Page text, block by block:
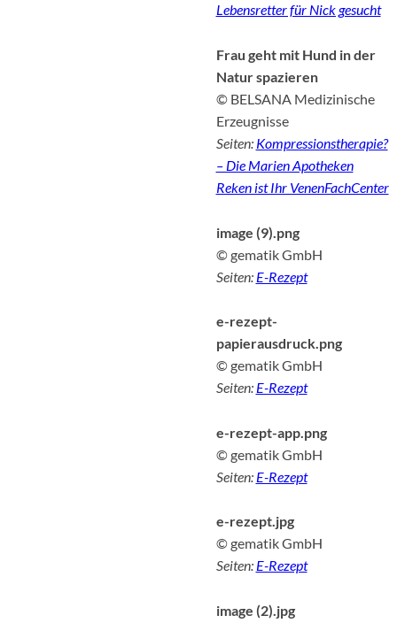
Lebensretter für Nick gesucht
Frau geht mit Hund in der
Natur spazieren
© BELSANA Medizinische
Erzeugnisse
Seiten: Kompressionstherapie?
– Die Marien Apotheken
Reken ist Ihr VenenFachCenter
image (9).png
© gematik GmbH
Seiten: E-Rezept
e-rezept-
papierausdruck.png
© gematik GmbH
Seiten: E-Rezept
e-rezept-app.png
© gematik GmbH
Seiten: E-Rezept
e-rezept.jpg
© gematik GmbH
Seiten: E-Rezept
image (2).jpg